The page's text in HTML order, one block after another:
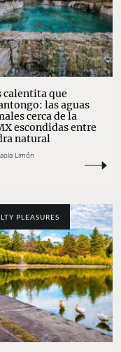
calentita que
las aguas
cerca de la
escondidas entre
natural
Limón
PLEASURES